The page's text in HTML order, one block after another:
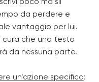
da perdere e
vantaggio per lui.
cura che una testo
da nessuna parte.
un’azione specifica: